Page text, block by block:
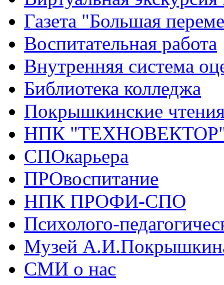
Газета "Большая
Воспитательная работа
Внутренняя система
Библиотека колледжа
Покрышкинские
НПК
СПОкарьера
ПРОвоспитание
НПК ПРОФИ-СПО
Психолого-
Музей
СМИ о нас